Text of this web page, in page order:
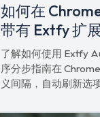
如何在
带有 Extfy 扩
了解如何使用 Extfy
序分步指南在
义间隔，自动刷新选